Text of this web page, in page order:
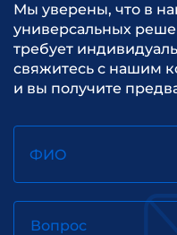
Мы уверены, что в
универсальных
требует
свяжитесь с нашим
и вы получите
ФИО
Вопрос